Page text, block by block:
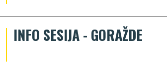
INFO SESIJA - GORAŽDE